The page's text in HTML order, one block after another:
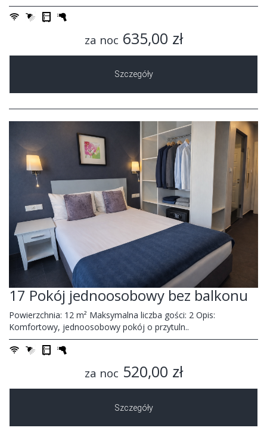
za noc 635,00 zł
Szczegóły
17 Pokój jednoosobowy bez balkonu
Powierzchnia: 12 m² Maksymalna liczba gości: 2 Opis:
Komfortowy, jednoosobowy pokój o przytuln..
za noc 520,00 zł
Szczegóły